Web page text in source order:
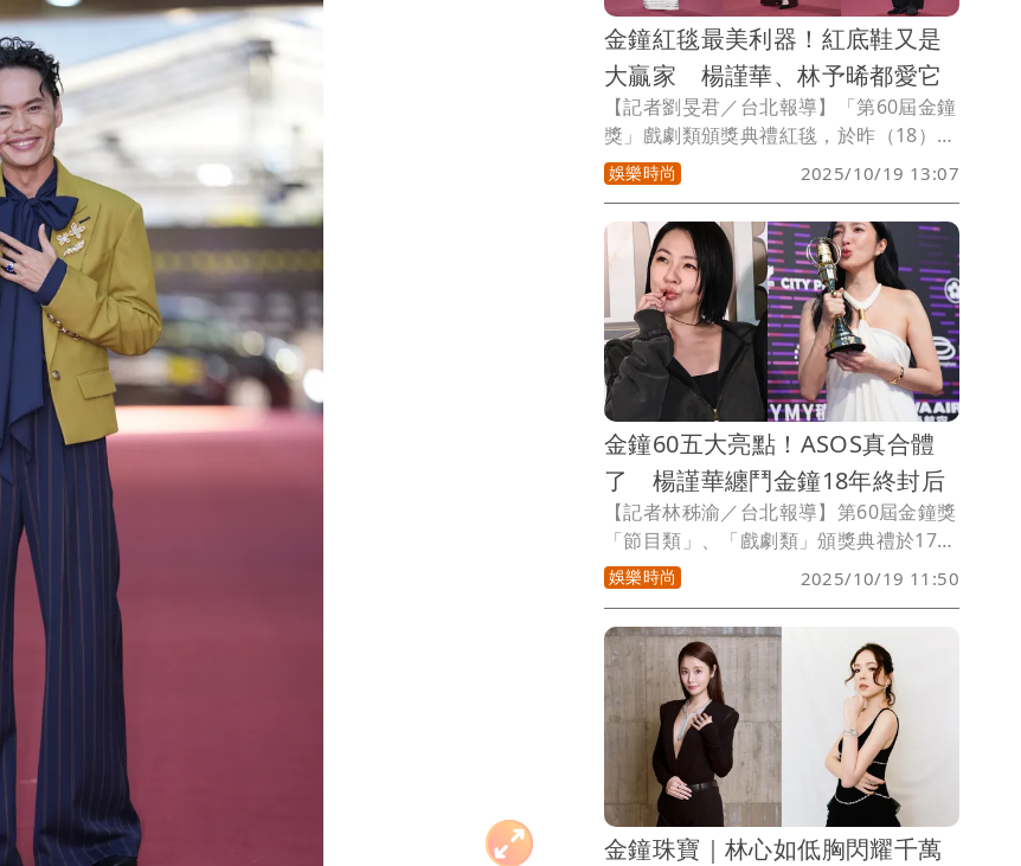
金鐘紅毯最美利器！紅底鞋又是
大贏家 楊謹華、林予晞都愛它
【記者劉旻君／台北報導】「第60屆金鐘
獎」戲劇類頒獎典禮紅毯，於昨（18）日
傍晚在台北流行音樂中心登場，而在由造
型師陳孫華點評出的美帥名單之中，法國
鞋履品牌Christian Louboutin（紅底
鞋）大放異彩，包括楊謹華、林予晞等紅
毯女神，以及露蠻腰躋身榜單的黃冠智，
都腳踩紅底鞋，不愧被譽為紅毯常勝軍。
娛樂時尚 2025/10/19 13:07
金鐘60五大亮點！ASOS真合體
了 楊謹華纏鬥金鐘18年終封后
【記者林秭渝／台北報導】第60屆金鐘獎
「節目類」、「戲劇類」頒獎典禮於17
日、18日完美落幕，揭獎後幾家歡樂幾家
愁，恭喜楊謹華7度入圍擊敗「宿敵」柯
佳嬿首度封后，小S帶著大S領「綜藝節目
主持人獎」，螢幕前觀眾哭得唏哩嘩啦。
除此之外，「金鐘60」更創下了許多經典
的瞬間，包括久違的「康熙合體」、江蕙
妹妹江淑娜驚喜獻唱、「一代女皇」潘迎
紫不老現身等，大家共同歡慶歷經一甲子
的金鐘獎，《壹蘋新聞網》帶著大家盤點
本屆盛典的5大亮點。
娛樂時尚 2025/10/19 11:50
金鐘珠寶｜林心如低胸閃耀千萬